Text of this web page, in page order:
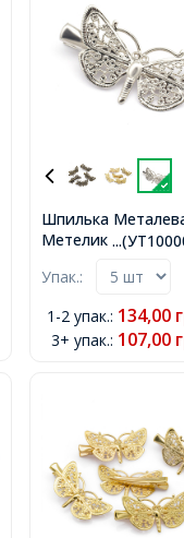
Шпилька
Метелик з Латуні,
Довжина 43мм,
Упак.:
1-2 упак.: 134,00
3+ упак.: 107,00